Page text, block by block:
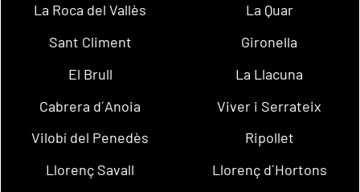
La Roca del Vallès
La Quar
Sant Climent
Gironella
El Brull
La Llacuna
Cabrera d´Anoia
Viver i Serrateix
Vilobí del Penedès
Ripollet
Llorenç Savall
Llorenç d´Hortons